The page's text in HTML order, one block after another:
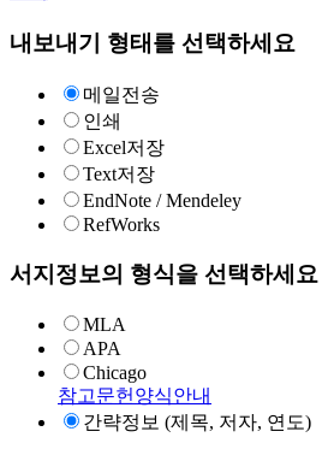
내보내기 형태를 선택하세요
메일전송
인쇄
Excel저장
Text저장
EndNote / Mendeley
RefWorks
서지정보의 형식을 선택하세요
MLA
APA
Chicago
참고문헌양식안내
간략정보 (제목, 저자, 연도)